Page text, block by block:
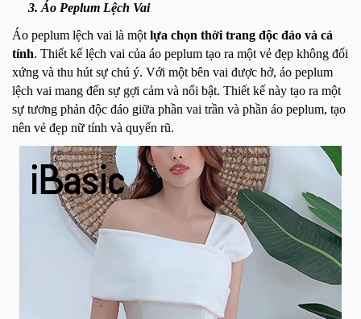
3. Áo Peplum Lệch Vai
Áo peplum lệch vai là một lựa chọn thời trang độc đáo và cá
tính. Thiết kế lệch vai của áo peplum tạo ra một vẻ đẹp không đối
xứng và thu hút sự chú ý. Với một bên vai được hở, áo peplum
lệch vai mang đến sự gợi cảm và nổi bật. Thiết kế này tạo ra một
sự tương phản độc đáo giữa phần vai trần và phần áo peplum, tạo
nên vẻ đẹp nữ tính và quyến rũ.